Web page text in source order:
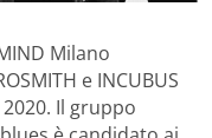
Milano
e INCUBUS
Il gruppo